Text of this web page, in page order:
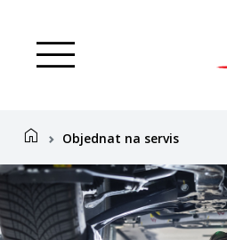
menu
home Objednat na servis